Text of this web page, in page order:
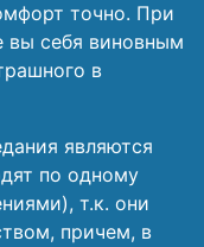
точно. При
вы себя виновным
в
являются
по одному
т.к. они
причем, в